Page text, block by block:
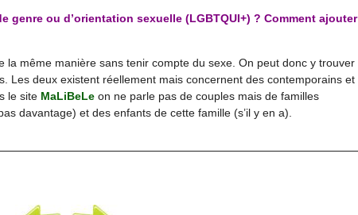
genre ou d’orientation sexuelle (LGBTQUI+) ? Comment ajouter
la même manière sans tenir compte du sexe. On peut donc y trouver
Les deux existent réellement mais concernent des contemporains et
le site MaLiBeLe on ne parle pas de couples mais de familles
davantage) et des enfants de cette famille (s’il y en a).